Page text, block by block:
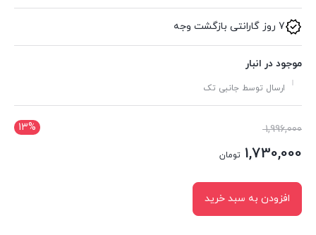
7 روز گارانتی بازگشت وجه
موجود در انبار
ارسال توسط جانبی تک
13% 1,996,000قیمت
اصلی:
1,730,000 تومان
فعلی:
1,730,000 تومان.
افزودن به سبد خرید